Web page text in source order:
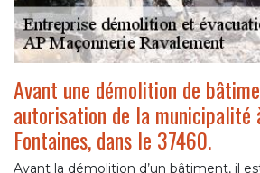
Avant une démolition de
autorisation de la municipalité
Fontaines, dans le 37460.
Avant la démolition d’un bâtiment, il